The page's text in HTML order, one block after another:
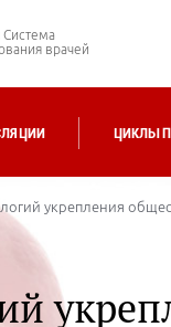
врачей
ЦИКЛЫ
укрепления